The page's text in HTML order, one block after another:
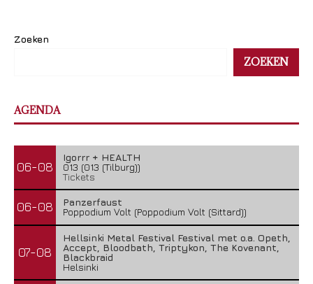
Zoeken
ZOEKEN
AGENDA
06-08
Igorrr + HEALTH
013 (013 (Tilburg))
Tickets
06-08
Panzerfaust
Poppodium Volt (Poppodium Volt (Sittard))
07-08
Hellsinki Metal Festival Festival met o.a. Opeth,
Accept, Bloodbath, Triptykon, The Kovenant,
Blackbraid
Helsinki